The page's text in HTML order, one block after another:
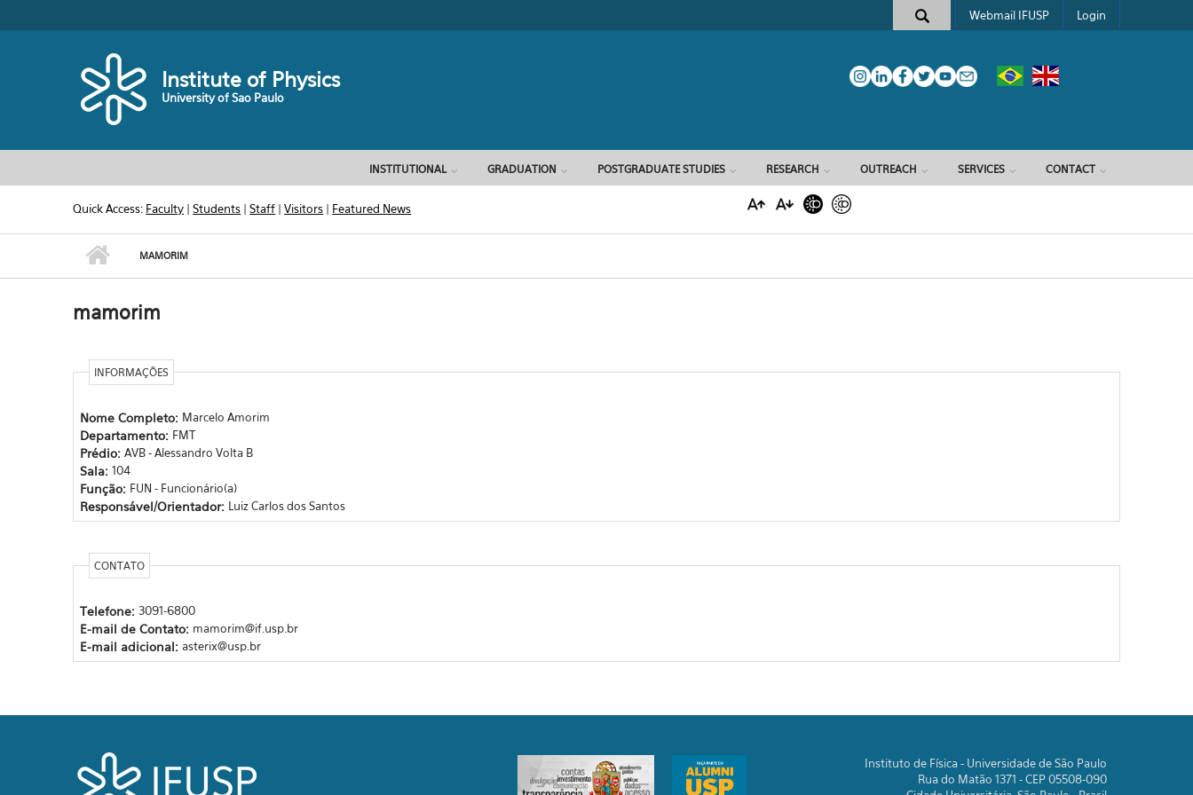
Search form
Webmail IFUSP Login
Institute of Physics
University of Sao Paulo
INSTITUTIONAL GRADUATION POSTGRADUATE STUDIES RESEARCH OUTREACH SERVICES CONTACT
Quick Access: Faculty |Students |Staff |Visitors | Featured News
MAMORIM
mamorim
INFORMAÇÕES
Nome Completo: Marcelo Amorim
Departamento: FMT
Prédio: AVB - Alessandro Volta B
Sala: 104
Função: FUN - Funcionário(a)
Responsável/Orientador: Luiz Carlos dos Santos
CONTATO
Telefone: 3091-6800
E-mail de Contato: mamorim@if.usp.br
E-mail adicional: asterix@usp.br
Instituto de Física - Universidade de São Paulo
Rua do Matão 1371 - CEP 05508-090